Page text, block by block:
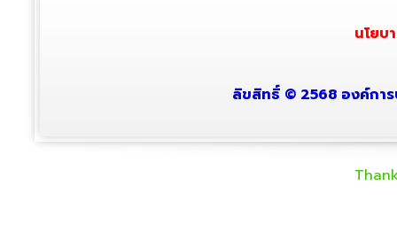
นโยบ
ลิขสิทธิ์ © 2568 องค์กา